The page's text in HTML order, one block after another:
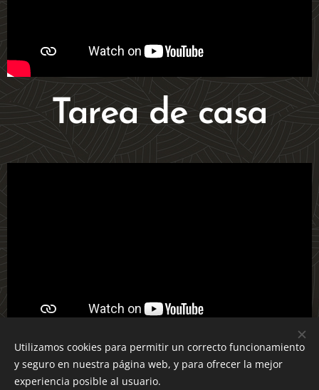
Tarea de casa
Utilizamos cookies para permitir un correcto funcionamiento
y seguro en nuestra página web, y para ofrecer la mejor
experiencia posible al usuario.